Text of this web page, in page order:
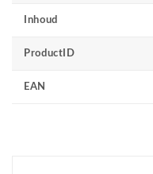
Inhoud
ProductID
EAN